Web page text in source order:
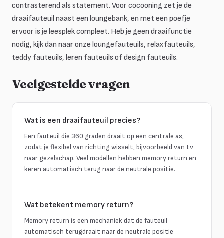
contrasterend als statement. Voor cocooning zet je de
draaifauteuil naast een loungebank, en met een poefje
ervoor is je leesplek compleet. Heb je geen draaifunctie
nodig, kijk dan naar onze loungefauteuils, relaxfauteuils,
teddy fauteuils, leren fauteuils of design fauteuils.
Veelgestelde vragen
Wat is een draaifauteuil precies?
Een fauteuil die 360 graden draait op een centrale as,
zodat je flexibel van richting wisselt, bijvoorbeeld van tv
naar gezelschap. Veel modellen hebben memory return en
keren automatisch terug naar de neutrale positie.
Wat betekent memory return?
Memory return is een mechaniek dat de fauteuil
automatisch terugdraait naar de neutrale positie